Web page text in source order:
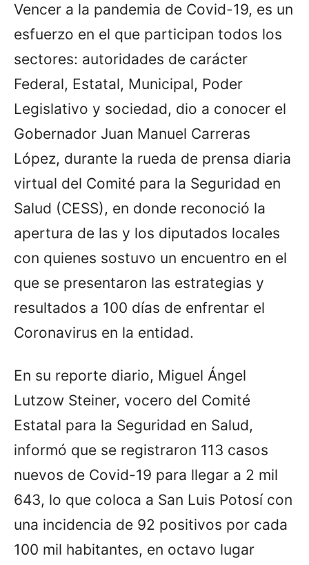
Vencer a la pandemia de Covid-19, es un
esfuerzo en el que participan todos los
sectores: autoridades de carácter
Federal, Estatal, Municipal, Poder
Legislativo y sociedad, dio a conocer el
Gobernador Juan Manuel Carreras
López, durante la rueda de prensa diaria
virtual del Comité para la Seguridad en
Salud (CESS), en donde reconoció la
apertura de las y los diputados locales
con quienes sostuvo un encuentro en el
que se presentaron las estrategias y
resultados a 100 días de enfrentar el
Coronavirus en la entidad.
En su reporte diario, Miguel Ángel
Lutzow Steiner, vocero del Comité
Estatal para la Seguridad en Salud,
informó que se registraron 113 casos
nuevos de Covid-19 para llegar a 2 mil
643, lo que coloca a San Luis Potosí con
una incidencia de 92 positivos por cada
100 mil habitantes, en octavo lugar